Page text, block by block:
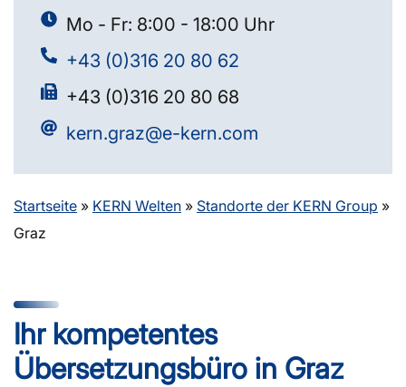
Mo - Fr: 8:00 - 18:00 Uhr
+43 (0)316 20 80 62
+43 (0)316 20 80 68
kern.graz@e-kern.com
Startseite » KERN Welten » Standorte der KERN Group »
Graz
Ihr kompetentes
Übersetzungsbüro in Graz